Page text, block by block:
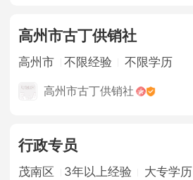
高州市古丁供销社
高州市 不限经验 不限学历
高州市古丁供销社
行政专员
茂南区 3年以上经验 大专学历